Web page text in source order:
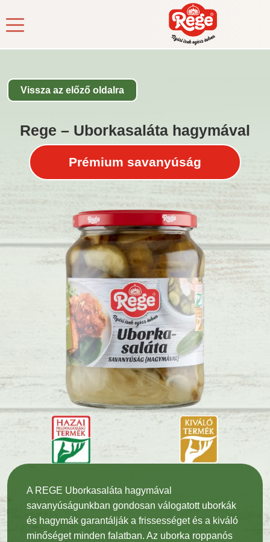
Kezdőlap
/ Rege – Uborkasaláta
Vissza az előző oldalra
Rege – Uborkasaláta hagymával
Prémium savanyúság
A REGE Uborkasaláta hagymával
savanyúságunkban gondosan válogatott uborkák
és hagymák garantálják a frissességet és a kiváló
minőséget minden falatban. Az uborka roppanós